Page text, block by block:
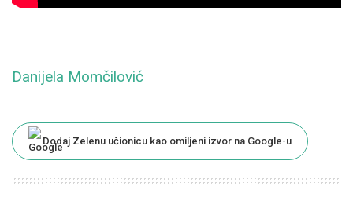
Danijela Momčilović
Dodaj Zelenu učionicu kao omiljeni izvor na Google-u